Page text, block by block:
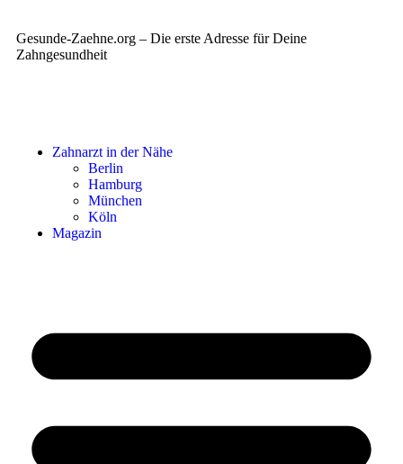
Gesunde-Zaehne.org – Die erste Adresse für Deine
Zahngesundheit
Zahnarzt in der Nähe
Berlin
Hamburg
München
Köln
Magazin